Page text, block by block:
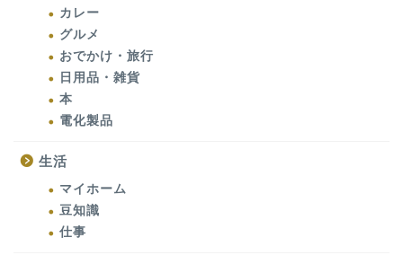
カレー
グルメ
おでかけ・旅行
日用品・雑貨
本
電化製品
生活
マイホーム
豆知識
仕事